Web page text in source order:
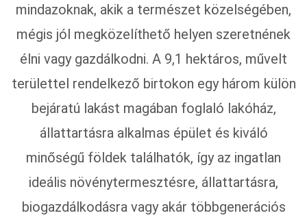
mindazoknak, akik a természet közelségében,
mégis jól megközelíthető helyen szeretnének
élni vagy gazdálkodni. A 9,1 hektáros, művelt
területtel rendelkező birtokon egy három külön
bejáratú lakást magában foglaló lakóház,
állattartásra alkalmas épület és kiváló
minőségű földek találhatók, így az ingatlan
ideális növénytermesztésre, állattartásra,
biogazdálkodásra vagy akár többgenerációs